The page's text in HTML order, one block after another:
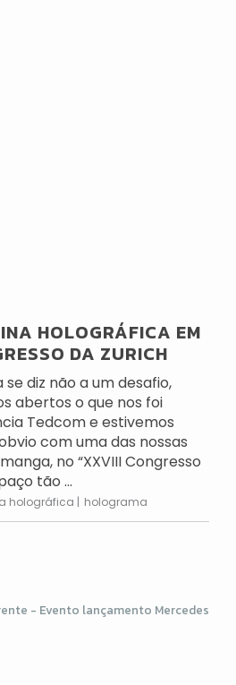
HOLOGRÁFICA EM
DA ZURICH
se diz não a um desafio,
abertos o que nos foi
Tedcom e estivemos
com uma das nossas
no “XXVIII Congresso
tão ...
holográfica holograma